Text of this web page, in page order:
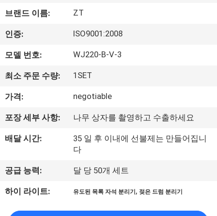
우
리
에
여
공
여
행
브랜드 이름: ZT
인증: ISO9001:2008
모델 번호: WJ220-B-V-3
최소 주문 수량: 1SET
가격: negotiable
포장 세부 사항: 나무 상자를 촬영하고 수출하세요
배달 시간:
35 일 후 이내에 선불제는 만들어집니
다
공급 능력: 달 당 50개 세트
하이 라이트: 유도된 목록 자석 분리기 , 젖은 드럼 분리기